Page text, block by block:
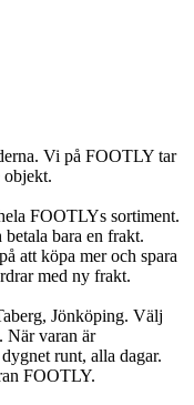
Vi på FOOTLY tar
FOOTLYs sortiment.
bara en frakt.
att köpa mer och spara
med ny frakt.
Jönköping. Välj
När varan är
runt, alla dagar.
FOOTLY.